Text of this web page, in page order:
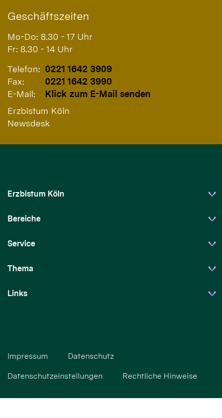
Geschäftszeiten
Mo-Do: 8.30 - 17 Uhr
Fr: 8.30 - 14 Uhr
Telefon: 0221 1642 3909
Fax:
0221 1642 3990
E-Mail:
Klick zum E-Mail senden
Erzbistum Köln
Newsdesk
Erzbistum Köln
Bereiche
Service
Thema
Links
Impressum Datenschutz
Datenschutzeinstellungen Rechtliche Hinweise